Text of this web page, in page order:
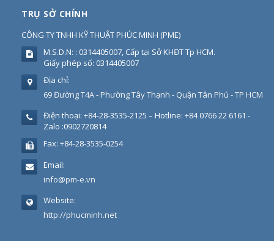
TRỤ SỞ CHÍNH
CÔNG TY TNHH KỸ THUẬT PHÚC MINH (PME)
M.S.D.N: : 0314405007, Cấp tại Sở KHĐT Tp HCM.
Giấy phép số: 0314405007
Địa chỉ:
69 Đường T4A - Phường Tây Thạnh - Quận Tân Phú - TP HCM
Điện thoại: +84-28-3535-2125 – Hotline: +84 0766 22 6161 -
Zalo :0902720814
Fax: +84-28-3535-0254
Email:
info@pm-e.vn
Website:
http://phucminh.net